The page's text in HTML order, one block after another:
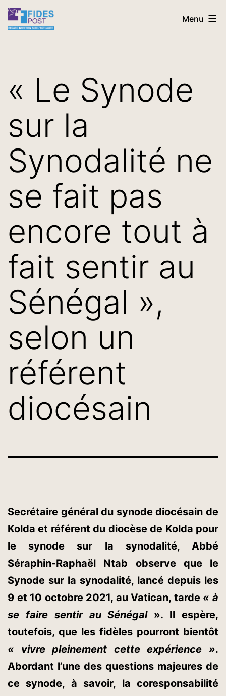
Aller
auFidesPost Menu
« Le Synode
sur la
Synodalité ne
se fait pas
encore tout à
fait sentir au
Sénégal »,
selon un
référent
diocésain
Secrétaire général du synode diocésain de
Kolda et référent du diocèse de Kolda pour
le synode sur la synodalité, Abbé
Séraphin-Raphaël Ntab observe que le
Synode sur la synodalité, lancé depuis les
9 et 10 octobre 2021, au Vatican, tarde « à
se faire sentir au Sénégal ». Il espère,
toutefois, que les fidèles pourront bientôt
« vivre pleinement cette expérience ».
Abordant l’une des questions majeures de
ce synode, à savoir, la coresponsabilité